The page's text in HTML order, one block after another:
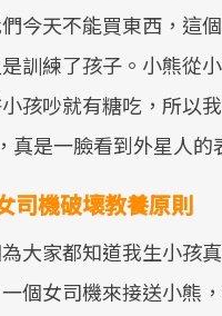
今天不能買東西，這
訓練了孩子。小熊從
孩吵就有糖吃，所以
是一臉看到外星人的
司機破壞教養原則
大家都知道我生小孩
個女司機來接送小熊